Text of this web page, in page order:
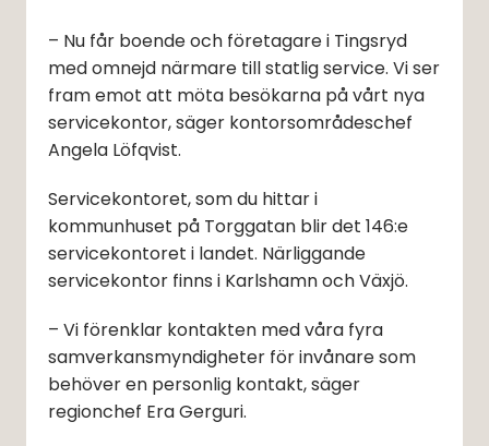
– Nu får boende och företagare i Tingsryd
med omnejd närmare till statlig service. Vi ser
fram emot att möta besökarna på vårt nya
servicekontor, säger kontorsområdeschef
Angela Löfqvist.
Servicekontoret, som du hittar i
kommunhuset på Torggatan blir det 146:e
servicekontoret i landet. Närliggande
servicekontor finns i Karlshamn och Växjö.
– Vi förenklar kontakten med våra fyra
samverkansmyndigheter för invånare som
behöver en personlig kontakt, säger
regionchef Era Gerguri.